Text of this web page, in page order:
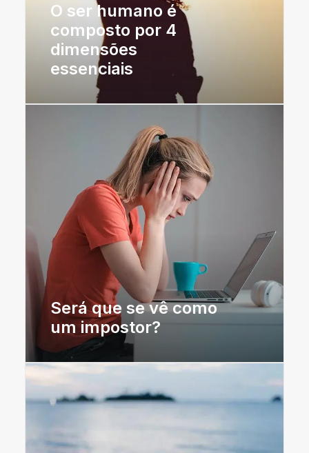
O ser humano é
composto por 4
dimensões
essenciais
Será que se vê como
um impostor?